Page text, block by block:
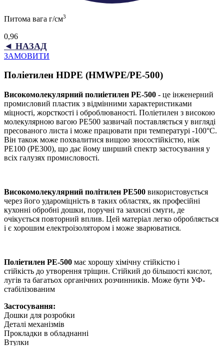
Питома вага г/см3
0,96
◄ НАЗАД
ЗАМОВИТИ
Поліетилен HDPE (HMWPE/PE-500)
Високомолекулярний полиіетилен PE-500 - це інженерний
промисловий пластик з відмінними характеристиками
міцності, жорсткості і оброблюваності. Поліетилен з високою
молекулярною вагою PE500 зазвичай поставляється у вигляді
пресованого листа і може працювати при температурі -100°C.
Він також може похвалитися вищою зносостійкістю, ніж
PE100 (PE300), що дає йому ширший спектр застосування у
всіх галузях промисловості.
Високомолекулярний політилен PE500 використовується
через його удароміцність в таких областях, як професійні
кухонні обробні дошки, поручні та захисні смуги, де
очікується повторний вплив. Цей матеріал легко обробляється
і є хорошим електроізолятором і може зварюватися.
Поліетилен PE-500 має хорошу хімічну стійкістю і
стійкість до утворення тріщин. Стійкий до більшості кислот,
лугів та багатьох органічних розчинників. Може бути УФ-
стабілізованим
Застосування:
Дошки для розробки
Деталі механізмів
Прокладки в обладнанні
Втулки